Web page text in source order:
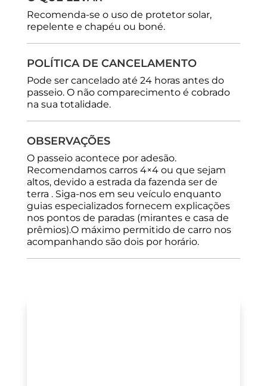
Recomenda-se o uso de protetor solar,
repelente e chapéu ou boné.
POLÍTICA DE CANCELAMENTO
Pode ser cancelado até 24 horas antes do
passeio. O não comparecimento é cobrado
na sua totalidade.
OBSERVAÇÕES
O passeio acontece por adesão.
Recomendamos carros 4×4 ou que sejam
altos, devido a estrada da fazenda ser de
terra . Siga-nos em seu veículo enquanto
guias especializados fornecem explicações
nos pontos de paradas (mirantes e casa de
prêmios).O máximo permitido de carro nos
acompanhando são dois por horário.